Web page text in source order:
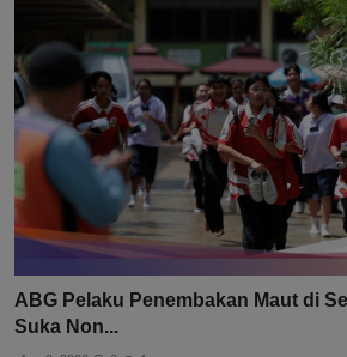
ABG Pelaku Penembakan Maut di
Suka Non...